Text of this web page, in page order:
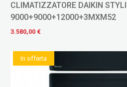
CLIMATIZZATORE DAIKIN
9000+9000+12000+3MXM52
3.580,00 €
In offerta